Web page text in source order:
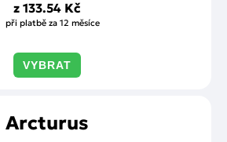
z 133.54 Kč
při platbě za 12 měsíce
VYBRAT
Arcturus